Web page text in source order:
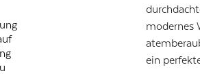
modernes
ein